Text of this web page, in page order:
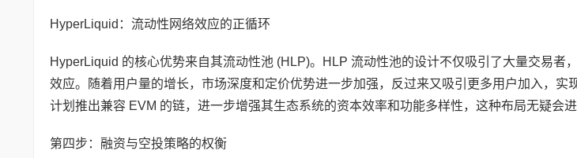
HyperLiquid：流动性网络效应的正循环
HyperLiquid 的核心优势来自其流动性池 (HLP)。HLP 流动性池的设计不仅吸引了大量交易者
效应。随着用户量的增长，市场深度和定价优势进一步加强，反过来又吸引更多用户加入，实
计划推出兼容 EVM 的链，进一步增强其生态系统的资本效率和功能多样性，这种布局无疑会进
第四步：融资与空投策略的权衡